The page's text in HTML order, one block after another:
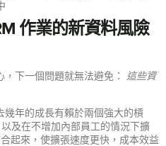
作業的新資料風險
下一個問題就無法避免： 這些資
幾年的成長有賴於兩個強大的槓
及在不增加內部員工的情況下擴
起來，使擴張速度更快，成本效益